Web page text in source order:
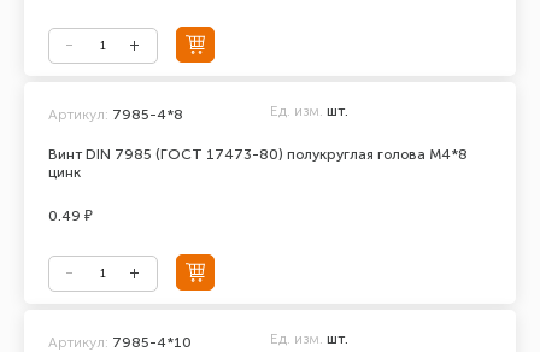
Винт DIN 7985 (ГОСТ 17473-80) полукруглая голова М4*8
цинк
Артикул: 7985-4*8 Ед. изм. шт.
0.49 ₽
Артикул: 7985-4*10 Ед. изм. шт.